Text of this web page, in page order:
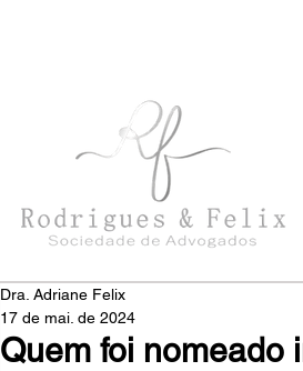
Quem foi nomeado
Dra. Adriane Felix
17 de mai. de 2024